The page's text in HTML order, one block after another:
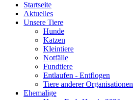
Startseite
Aktuelles
Unsere Tiere
Hunde
Katzen
Kleintiere
Notfälle
Fundtiere
Entlaufen - Entflogen
Tiere anderer Organisationen
Ehemalige